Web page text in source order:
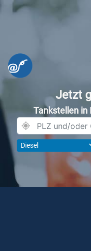
Jetzt
Tankstellen in
Diesel